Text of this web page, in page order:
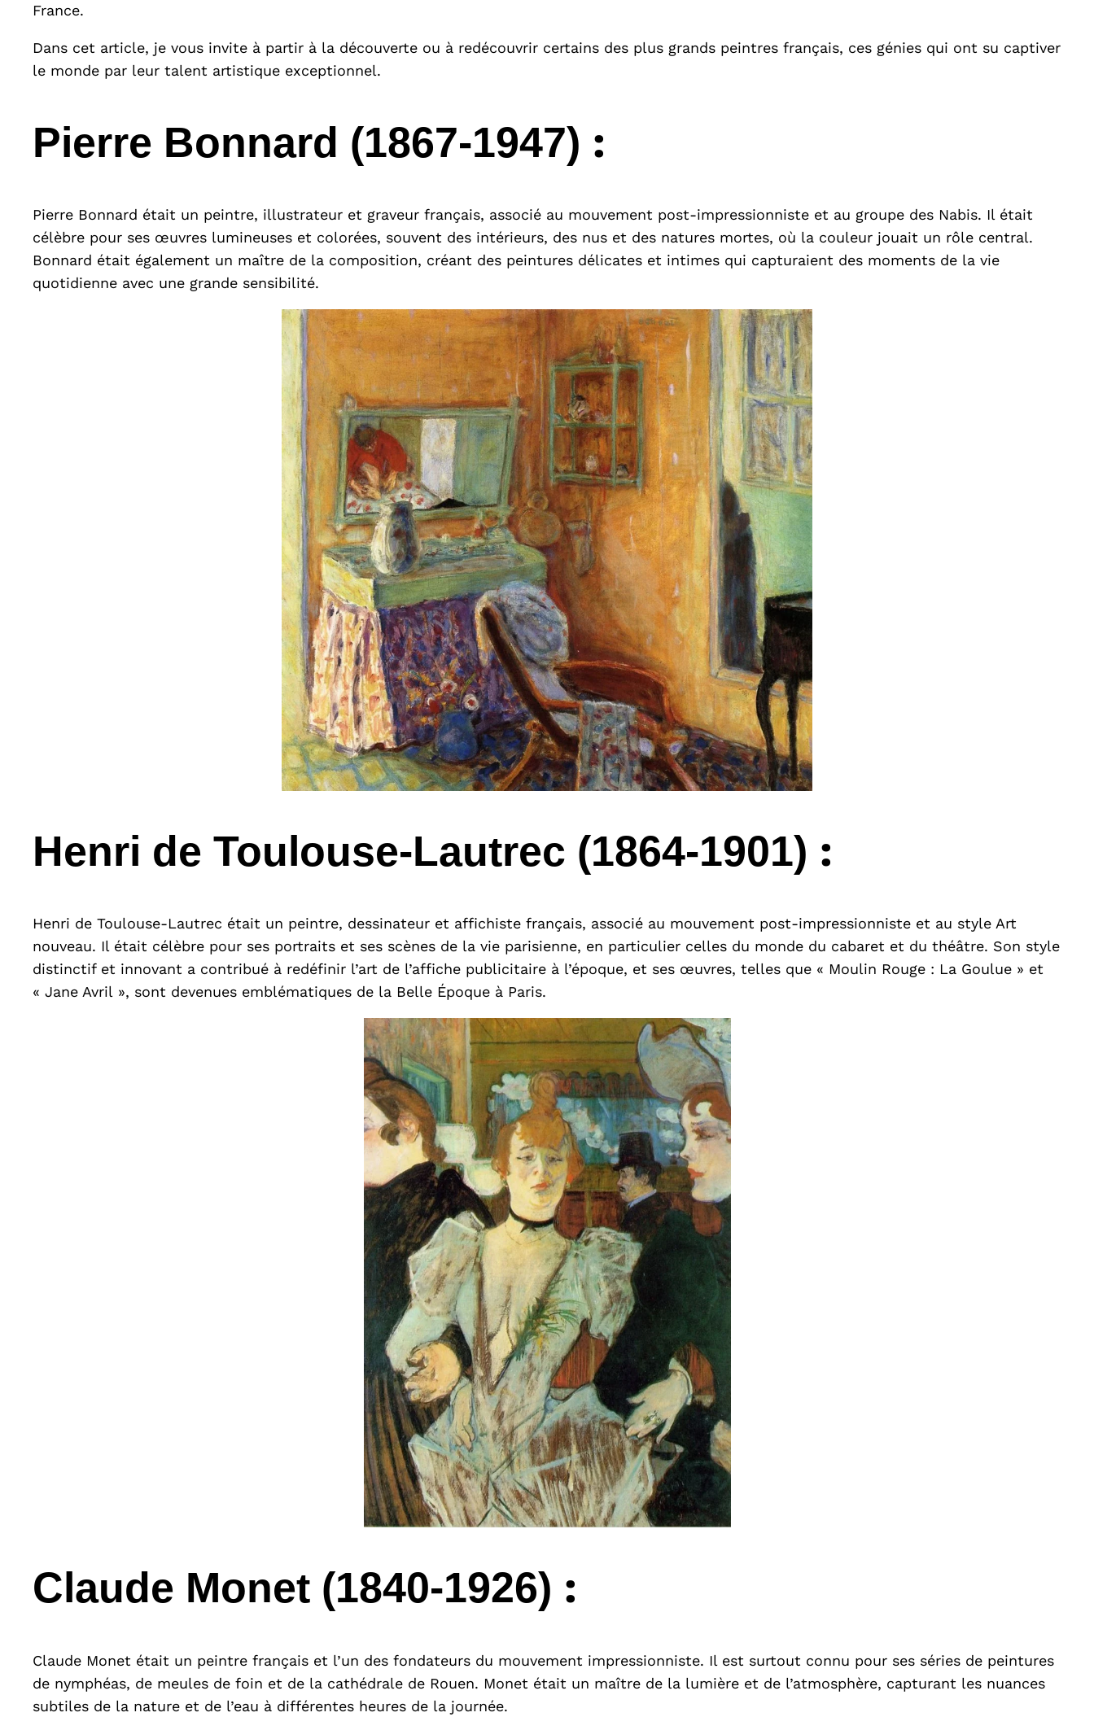
France.
Dans cet article, je vous invite à partir à la découverte ou à redécouvrir certains des plus grands peintres français, ces génies qui ont su captiver
le monde par leur talent artistique exceptionnel.
Pierre Bonnard (1867-1947) :
Pierre Bonnard était un peintre, illustrateur et graveur français, associé au mouvement post-impressionniste et au groupe des Nabis. Il était
célèbre pour ses œuvres lumineuses et colorées, souvent des intérieurs, des nus et des natures mortes, où la couleur jouait un rôle central.
Bonnard était également un maître de la composition, créant des peintures délicates et intimes qui capturaient des moments de la vie
quotidienne avec une grande sensibilité.
Henri de Toulouse-Lautrec (1864-1901) :
Henri de Toulouse-Lautrec était un peintre, dessinateur et affichiste français, associé au mouvement post-impressionniste et au style Art
nouveau. Il était célèbre pour ses portraits et ses scènes de la vie parisienne, en particulier celles du monde du cabaret et du théâtre. Son style
distinctif et innovant a contribué à redéfinir l’art de l’affiche publicitaire à l’époque, et ses œuvres, telles que « Moulin Rouge : La Goulue » et
« Jane Avril », sont devenues emblématiques de la Belle Époque à Paris.
Claude Monet (1840-1926) :
Claude Monet était un peintre français et l’un des fondateurs du mouvement impressionniste. Il est surtout connu pour ses séries de peintures
de nymphéas, de meules de foin et de la cathédrale de Rouen. Monet était un maître de la lumière et de l’atmosphère, capturant les nuances
subtiles de la nature et de l’eau à différentes heures de la journée.